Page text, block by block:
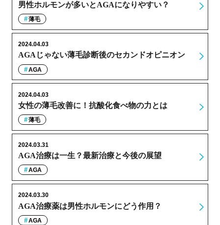
男性ホルモンが多いとAGAになりやすい？
薄毛
AGAじゃない薄毛診断後のセカンドオピニオン
2024.04.03
AGA
女性の薄毛改善に！抗酸化食べ物の力とは
2024.04.03
薄毛
AGA治療は一生？最新治療と今後の展望
2024.03.31
AGA
AGA治療薬は男性ホルモンにどう作用？
2024.03.30
AGA